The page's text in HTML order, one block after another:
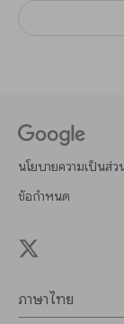
นโยบายความเป็นส่ว
ข้อกำหนด
ภาษาไทย